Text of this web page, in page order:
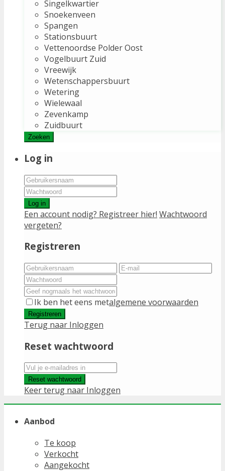
Singelkwartier
Snoekenveen
Spangen
Stationsbuurt
Vettenoordse Polder Oost
Vogelbuurt Zuid
Vreewijk
Wetenschappersbuurt
Wetering
Wielewaal
Zevenkamp
Zuidbuurt
Zoeken
Log in
Log in
Een account nodig? Registreer hier! Wachtwoord
vergeten?
Registreren
Ik ben het eens metalgemene voorwaarden
Registreren
Terug naar Inloggen
Reset wachtwoord
Reset wachtwoord
Keer terug naar Inloggen
Aanbod
Te koop
Verkocht
Aangekocht